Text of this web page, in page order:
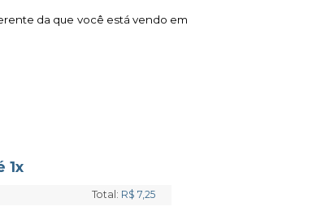
da que você está vendo em
1x
Total: R$ 7,25